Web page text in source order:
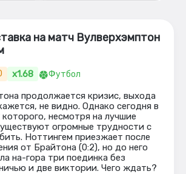
на матч Вулверхэмптон
x1.68 Футбол
продолжается кризис, выхода
не видно. Однако сегодня в
которого, несмотря на лучшие
огромные трудности с
Ноттингем приезжает после
от Брайтона (0:2), но до него
на-гора три поединка без
и две виктории. Чего ждать?